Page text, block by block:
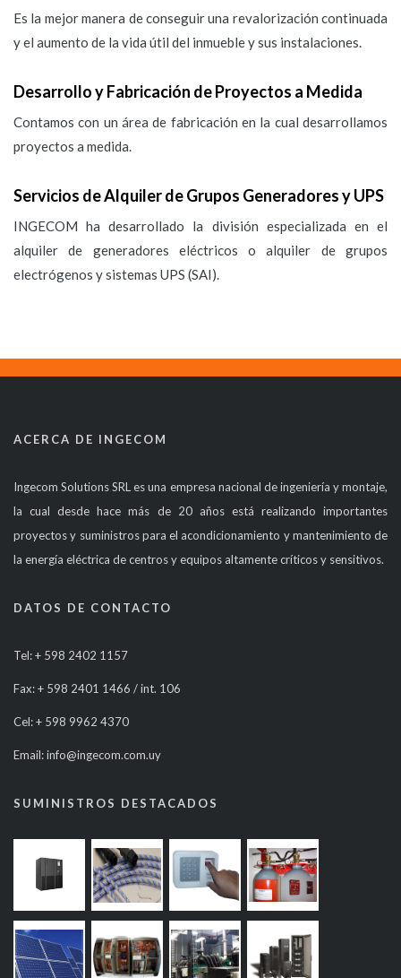
Es la mejor manera de conseguir una revalorización continuada
y el aumento de la vida útil del inmueble y sus instalaciones.
Desarrollo y Fabricación de Proyectos a Medida
Contamos con un área de fabricación en la cual desarrollamos
proyectos a medida.
Servicios de Alquiler de Grupos Generadores y UPS
INGECOM ha desarrollado la división especializada en el
alquiler de generadores eléctricos o alquiler de grupos
electrógenos y sistemas UPS (SAI).
ACERCA DE INGECOM
Ingecom Solutions SRL es una empresa nacional de ingeniería y montaje,
la cual desde hace más de 20 años está realizando importantes
proyectos y suministros para el acondicionamiento y mantenimiento de
la energía eléctrica de centros y equipos altamente críticos y sensitivos.
DATOS DE CONTACTO
Tel: + 598 2402 1157
Fax: + 598 2401 1466 / int. 106
Cel: + 598 9962 4370
Email: info@ingecom.com.uy
SUMINISTROS DESTACADOS